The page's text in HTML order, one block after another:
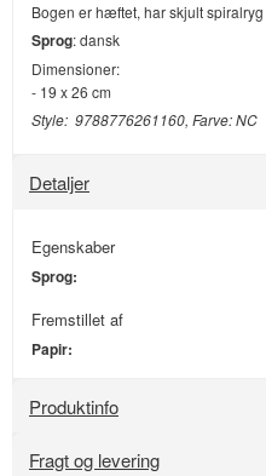
Bogen er hæftet, har skjult
Sprog: dansk
Dimensioner:
- 19 x 26 cm
Style: 9788776261160, Farve: NC
Detaljer
Egenskaber
Sprog:
Fremstillet af
Papir:
Produktinfo
Fragt og levering